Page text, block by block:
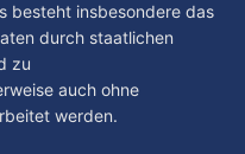
besteht insbesondere das
durch staatlichen
zu
auch ohne
werden.